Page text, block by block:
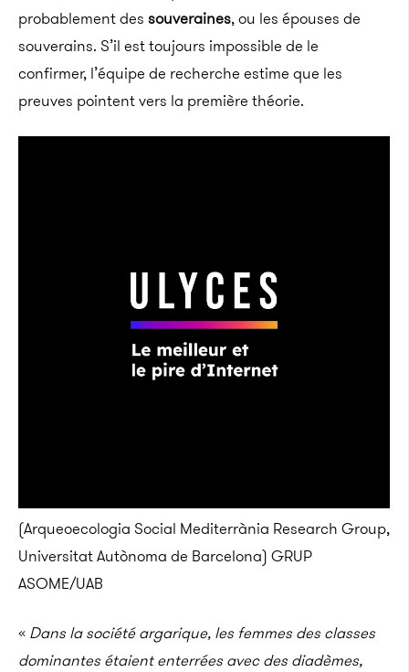
probablement des souveraines, ou les épouses de
souverains. S’il est toujours impossible de le
confirmer, l’équipe de recherche estime que les
preuves pointent vers la première théorie.
(Arqueoecologia Social Mediterrània Research Group,
Universitat Autònoma de Barcelona) GRUP
ASOME/UAB
« Dans la société argarique, les femmes des classes
dominantes étaient enterrées avec des diadèmes,